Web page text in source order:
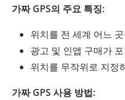
가짜 GPS의 주요 특징:
위치를 전 세계 어느
광고 및 인앱 구매가
위치를 무작위로 지정
가짜 GPS 사용 방법: